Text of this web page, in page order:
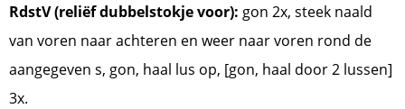
RdstV (reliëf dubbelstokje voor): gon 2x, steek naald
van voren naar achteren en weer naar voren rond de
aangegeven s, gon, haal lus op, [gon, haal door 2 lussen]
3x.